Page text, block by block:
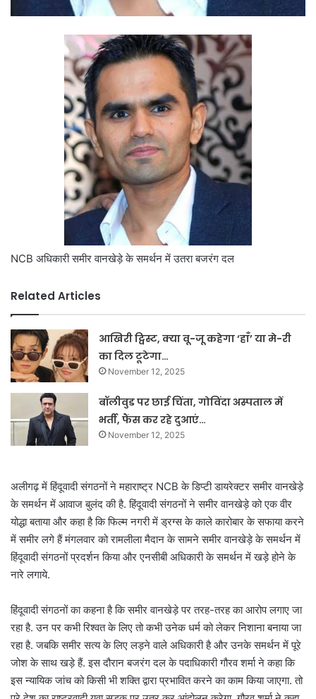
NCB अधिकारी समीर वानखेड़े के समर्थन में उतरा बजरंग दल
Related Articles
आखिरी ट्विस्ट, क्या वू-जू कहेगा ‘हाँ’ या मे-री
का दिल टूटेगा…
November 12, 2025
बॉलीवुड पर छाई चिंता, गोविंदा अस्पताल में
भर्ती, फैंस कर रहे दुआएं…
November 12, 2025
अलीगढ़ में हिंदूवादी संगठनों ने महाराष्ट्र NCB के डिप्टी डायरेक्टर समीर वानखेड़े
के समर्थन में आवाज बुलंद की है. हिंदूवादी संगठनों ने समीर वानखेड़े को एक वीर
योद्धा बताया और कहा है कि फिल्म नगरी में ड्रग्स के काले कारोबार के सफाया करने
में समीर लगे हैं मंगलवार को रामलीला मैदान के सामने समीर वानखेड़े के समर्थन में
हिंदूवादी संगठनों प्रदर्शन किया और एनसीबी अधिकारी के समर्थन में खड़े होने के
नारे लगाये.
हिंदूवादी संगठनों का कहना है कि समीर वानखेड़े पर तरह-तरह का आरोप लगाए जा
रहा है. उन पर कभी रिश्वत के लिए तो कभी उनेक धर्म को लेकर निशाना बनाया जा
रहा है. जबकि समीर सत्य के लिए लड़ने वाले अधिकारी है और उनके समर्थन में पूरे
जोश के साथ खड़े हैं. इस दौरान बजरंग दल के पदाधिकारी गौरव शर्मा ने कहा कि
इस न्यायिक जांच को किसी भी शक्ति द्वारा प्रभावित करने का काम किया जाएगा. तो